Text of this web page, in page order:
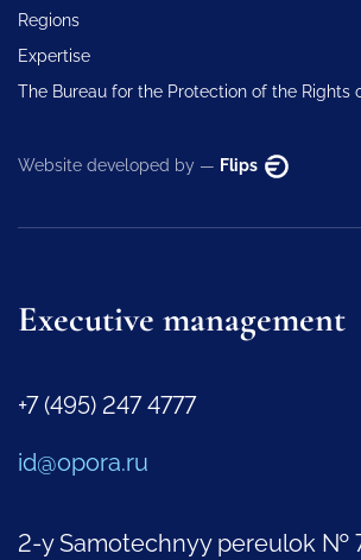
Regions
Expertise
The Bureau for the Protection of the Rights
Website developed by — Flips
Executive management
+7 (495) 247 4777
id@opora.ru
2-y Samotechnyy pereulok №